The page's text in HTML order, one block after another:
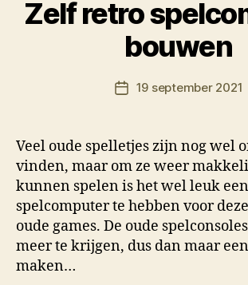
Zelf retro
bouwen
o
r
Berichtdatum
19 september 2021
Veel oude spelletjes zijn nog wel
vinden, maar om ze weer
kunnen spelen is het wel leuk
spelcomputer te hebben voor
oude games. De oude
meer te krijgen, dus dan maar
maken…